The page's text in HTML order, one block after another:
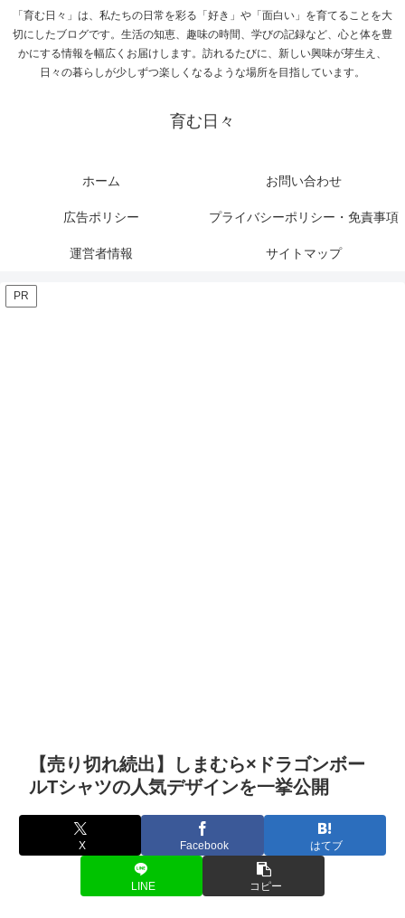
「育む日々」は、私たちの日常を彩る「好き」や「面白い」を育てることを大
切にしたブログです。生活の知恵、趣味の時間、学びの記録など、心と体を豊
かにする情報を幅広くお届けします。訪れるたびに、新しい興味が芽生え、
日々の暮らしが少しずつ楽しくなるような場所を目指しています。
育む日々
ホーム お問い合わせ
広告ポリシー プライバシーポリシー・免責事項
運営者情報 サイトマップ
PR
【売り切れ続出】しまむら×ドラゴンボー
ルTシャツの人気デザインを一挙公開
X Facebook はてブ
LINE コピー